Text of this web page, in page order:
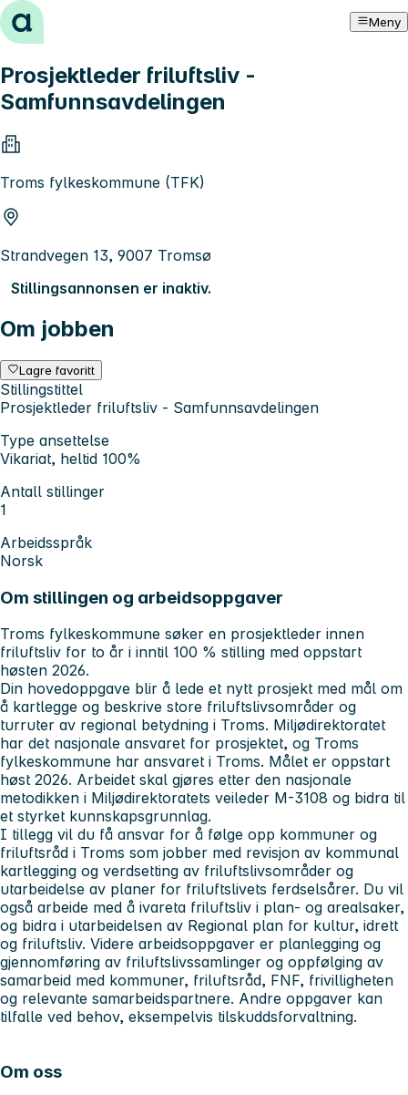
Hopp til innhold Meny
Prosjektleder friluftsliv -
Samfunnsavdelingen
Troms fylkeskommune (TFK)
Strandvegen 13, 9007 Tromsø
Stillingsannonsen er inaktiv.
Om jobben
Lagre favoritt
Stillingstittel
Prosjektleder friluftsliv - Samfunnsavdelingen
Type ansettelse
Vikariat, heltid 100%
Antall stillinger
1
Arbeidsspråk
Norsk
Om stillingen og arbeidsoppgaver
Troms fylkeskommune søker en prosjektleder innen
friluftsliv for to år i inntil 100 % stilling med oppstart
høsten 2026.
Din hovedoppgave blir å lede et nytt prosjekt med mål om
å kartlegge og beskrive store friluftslivsområder og
turruter av regional betydning i Troms. Miljødirektoratet
har det nasjonale ansvaret for prosjektet, og Troms
fylkeskommune har ansvaret i Troms. Målet er oppstart
høst 2026. Arbeidet skal gjøres etter den nasjonale
metodikken i Miljødirektoratets veileder M-3108 og bidra til
et styrket kunnskapsgrunnlag.
I tillegg vil du få ansvar for å følge opp kommuner og
friluftsråd i Troms som jobber med revisjon av kommunal
kartlegging og verdsetting av friluftslivsområder og
utarbeidelse av planer for friluftslivets ferdselsårer. Du vil
også arbeide med å ivareta friluftsliv i plan- og arealsaker,
og bidra i utarbeidelsen av Regional plan for kultur, idrett
og friluftsliv. Videre arbeidsoppgaver er planlegging og
gjennomføring av friluftslivssamlinger og oppfølging av
samarbeid med kommuner, friluftsråd, FNF, frivilligheten
og relevante samarbeidspartnere. Andre oppgaver kan
tilfalle ved behov, eksempelvis tilskuddsforvaltning.
Om oss